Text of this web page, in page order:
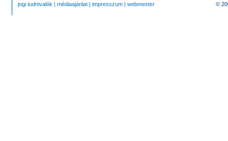
jogi tudnivalók | médiaajánlat | impresszum | webmester ©